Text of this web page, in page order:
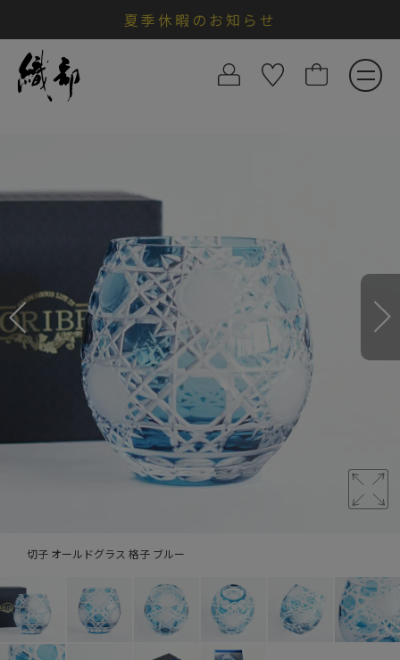
夏季休暇のお知らせ
切子 オールドグラス 格子 ブルー